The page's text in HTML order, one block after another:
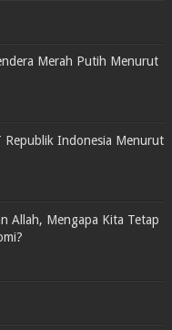
Merah Putih Menurut
Republik Indonesia Menurut
Allah, Mengapa Kita Tetap